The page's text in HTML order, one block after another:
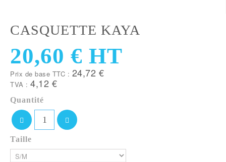
CASQUETTE KAYA
20,60 € HT
Prix de base TTC : 24,72 €
TVA : 4,12 €
Quantité
Taille